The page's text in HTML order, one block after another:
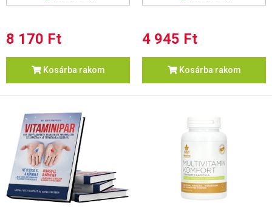
8 170 Ft
Kosárba rakom
4 945 Ft
Kosárba rakom